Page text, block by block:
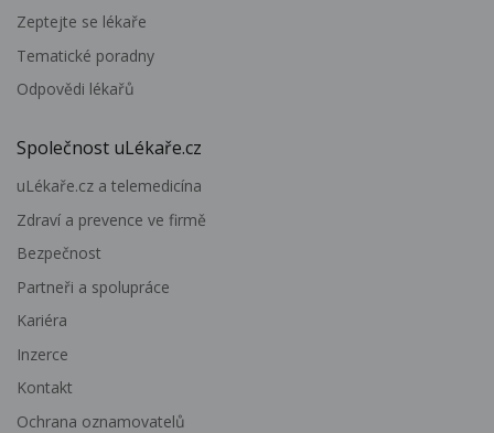
Zeptejte se lékaře
Tematické poradny
Odpovědi lékařů
Společnost uLékaře.cz
uLékaře.cz a telemedicína
Zdraví a prevence ve firmě
Bezpečnost
Partneři a spolupráce
Kariéra
Inzerce
Kontakt
Ochrana oznamovatelů